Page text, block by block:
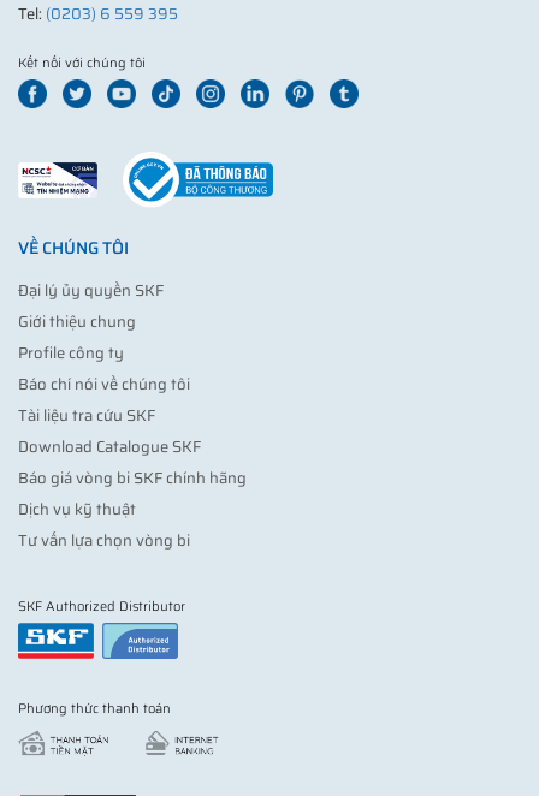
Tel: (0203) 6 559 395
Kết nối với chúng tôi
VỀ CHÚNG TÔI
Đại lý ủy quyền SKF
Giới thiệu chung
Profile công ty
Báo chí nói về chúng tôi
Tài liệu tra cứu SKF
Download Catalogue SKF
Báo giá vòng bi SKF chính hãng
Dịch vụ kỹ thuật
Tư vấn lựa chọn vòng bi
SKF Authorized Distributor
Phương thức thanh toán